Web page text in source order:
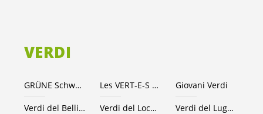
VERDI
GRÜNE Schweiz Les VERT-E-S suisses Giovani Verdi
Verdi del Bellinzonese e valli Verdi del Locarnese Verdi del Luganese